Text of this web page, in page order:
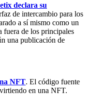
declara su
de intercambio para los
a sí mismo como un
fuera de los principales
una publicación de
NFT. El código fuente
en una NFT.